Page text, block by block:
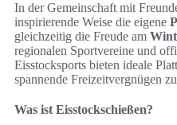
In der Gemeinschaft mit
inspirierende Weise die eigene
gleichzeitig die Freude am
regionalen Sportvereine und
Eisstocksports bieten ideale
spannende Freizeitvergnügen
Was ist Eisstockschießen?